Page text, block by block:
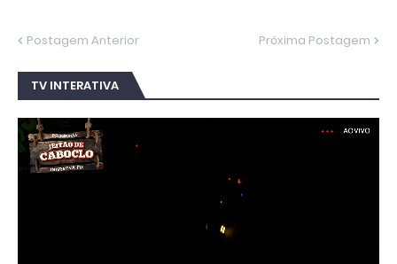
Postagem Anterior Próxima Postagem
TV INTERATIVA